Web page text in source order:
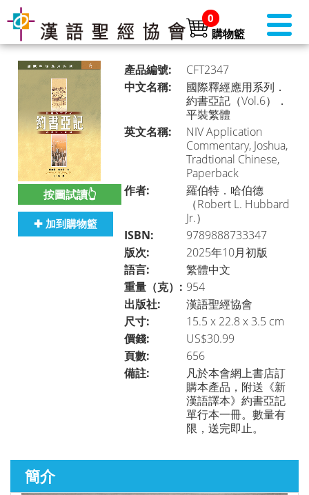
0
購物籃
書店首頁 (美國)
本月推介
►
靈修／讀經
按圖試讀👆
✚ 加到購物籃
產品編號:
CFT2347
中文名稱:
國際釋經應用系列．
約書亞記（Vol.6）．
平裝繁體
英文名稱:
NIV Application
Commentary, Joshua,
Tradtional Chinese,
Paperback
作者:
羅伯特．哈伯德
（Robert L. Hubbard
Jr.）
ISBN:
9789888733347
版次:
2025年10月初版
語言:
繁體中文
重量（克）: 954
出版社:
漢語聖經協會
尺寸:
15.5 x 22.8 x 3.5 cm
價錢:
US$30.99
頁數:
656
備註:
凡於本會網上書店訂
購本產品，附送《新
漢語譯本》約書亞記
單行本一冊。數量有
限，送完即止。
簡介